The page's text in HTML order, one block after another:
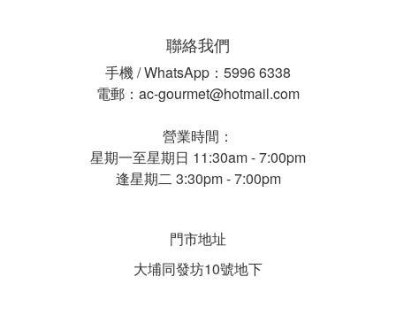
聯絡我們
手機 / WhatsApp：5996 6338
電郵：ac-gourmet@hotmail.com
營業時間：
星期一至星期日 11:30am - 7:00pm
逢星期二 3:30pm - 7:00pm
門市地址
大埔同發坊10號地下